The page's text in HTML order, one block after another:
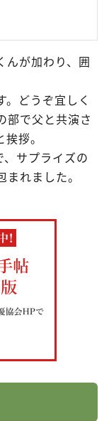
んが加わり、囲
どうぞ宜しく
部で父と共演さ
拶。
サプライズの
れました。